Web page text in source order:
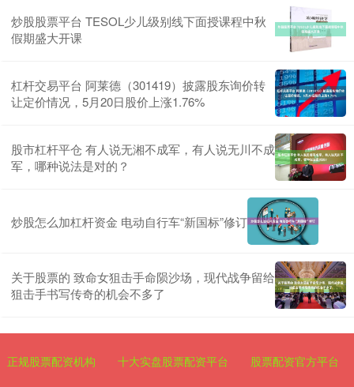
炒股股票平台 TESOL少儿级别线下面授课程中秋
假期盛大开课
杠杆交易平台 阿莱德（301419）披露股东询价转
让定价情况，5月20日股价上涨1.76%
股市杠杆平仓 有人说无湘不成军，有人说无川不成
军，哪种说法是对的？
炒股怎么加杠杆资金 电动自行车“新国标”修订
关于股票的 致命女狙击手命陨沙场，现代战争留给
狙击手书写传奇的机会不多了
正规股票配资机构 十大实盘股票配资平台 股票配资官方平台